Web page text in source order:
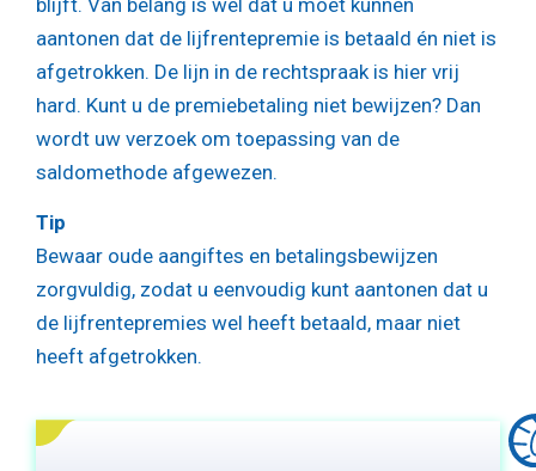
blijft. Van belang is wel dat u moet kunnen
aantonen dat de lijfrentepremie is betaald én niet is
afgetrokken. De lijn in de rechtspraak is hier vrij
hard. Kunt u de premiebetaling niet bewijzen? Dan
wordt uw verzoek om toepassing van de
saldomethode afgewezen.
Tip
Bewaar oude aangiftes en betalingsbewijzen
zorgvuldig, zodat u eenvoudig kunt aantonen dat u
de lijfrentepremies wel heeft betaald, maar niet
heeft afgetrokken.